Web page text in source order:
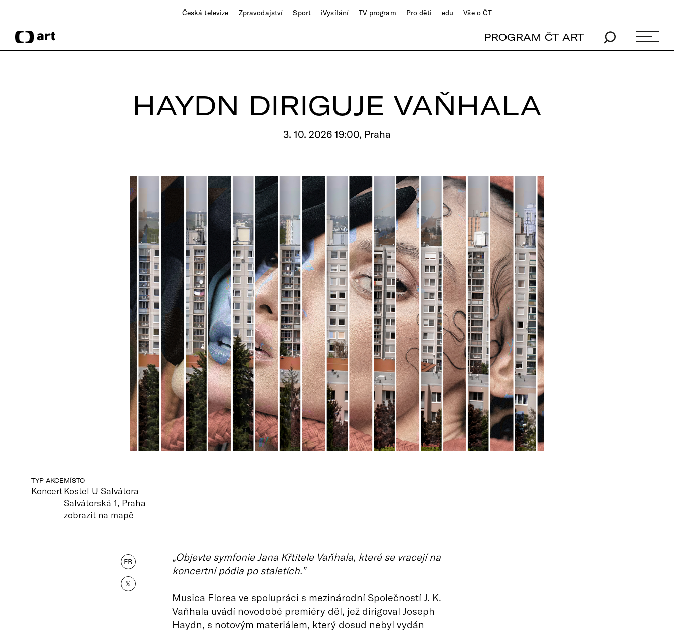
Česká televize Zpravodajství Sport iVysílání TV program Pro děti edu Vše o ČT
PROGRAM ČT ART
HAYDN DIRIGUJE VAŇHALA
3. 10. 2026 19:00, Praha
TYP AKCE
Koncert
MÍSTO
Kostel U Salvátora
Salvátorská 1, Praha
zobrazit na mapě
FB
𝕏
„Objevte symfonie Jana Křtitele Vaňhala, které se vracejí na
koncertní pódia po staletích.”
Musica Florea ve spolupráci s mezinárodní Společností J. K.
Vaňhala uvádí novodobé premiéry děl, jež dirigoval Joseph
Haydn, s notovým materiálem, který dosud nebyl vydán